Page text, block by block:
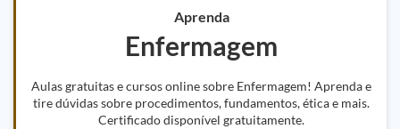
Aprenda
Enfermagem
Aulas gratuitas e cursos online sobre Enfermagem! Aprenda e
tire dúvidas sobre procedimentos, fundamentos, ética e mais.
Certificado disponível gratuitamente.